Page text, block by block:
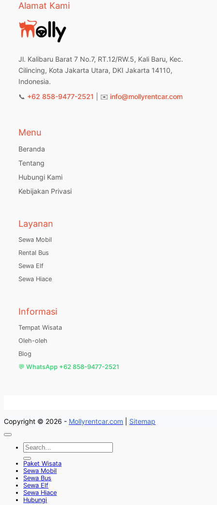
Alamat Kami
Jl. Kalibaru Barat 7 No.7, RT.12/RW.5, Kali Baru, Kec.
Cilincing, Kota Jakarta Utara, DKI Jakarta 14110,
Indonesia.
📞 +62 858-9477-2521 | ✉️ info@mollyrentcar.com
Menu
Beranda
Tentang
Hubungi Kami
Kebijakan Privasi
Layanan
Sewa Mobil
Rental Bus
Sewa Elf
Sewa Hiace
Informasi
Tempat Wisata
Oleh-oleh
Blog
💬 WhatsApp +62 858-9477-2521
Copyright © 2026 - Mollyrentcar.com Sitemap
Paket Wisata
Sewa Mobil
Sewa Bus
Sewa Elf
Sewa Hiace
Hubungi